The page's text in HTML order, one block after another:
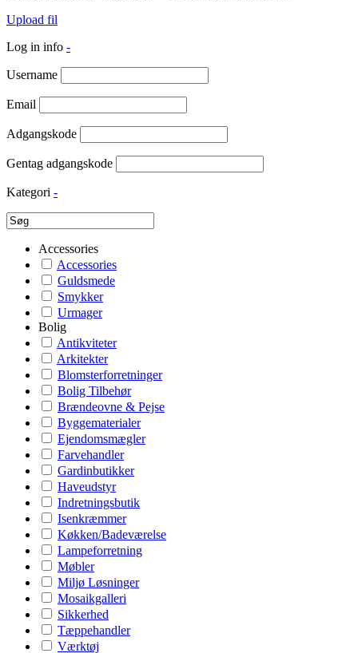
Upload fil
Log in info -
Username
Email
Adgangskode
Gentag adgangskode
Kategori -
Accessories
Accessories
Guldsmede
Smykker
Urmager
Bolig
Antikviteter
Arkitekter
Blomsterforretninger
Bolig Tilbehør
Brændeovne & Pejse
Byggematerialer
Ejendomsmægler
Farvehandler
Gardinbutikker
Haveudstyr
Indretningsbutik
Isenkræmmer
Køkken/Badeværelse
Lampeforretning
Møbler
Miljø Løsninger
Mosaikgalleri
Sikkerhed
Tæppehandler
Værktøj